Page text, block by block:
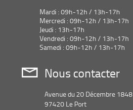
Mardi : 09h-12h / 13h-17h
Mercredi : 09h-12h / 13h-17h
Jeudi : 13h-17h
Vendredi : 09h-12h / 13h-17h
Samedi : 09h-12h / 13h-17h
Nous contacter
Avenue du 20 Décembre 1848
97420 Le Port